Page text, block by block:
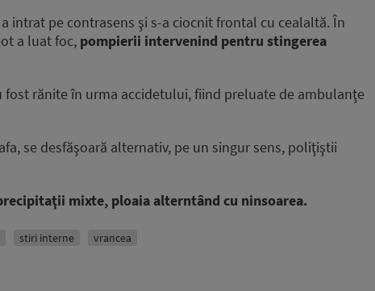
intrat pe contrasens şi s-a ciocnit frontal cu cealaltă. În
a luat foc, pompierii intervenind pentru stingerea
rănite în urma accidetului, fiind preluate de ambulanţe
se desfăşoară alternativ, pe un singur sens, poliţiştii
mixte, ploaia alterntând cu ninsoarea.
stiri interne vrancea